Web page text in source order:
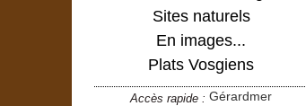
Sites naturels
En images...
Plats Vosgiens
Accès rapide : Gérardmer